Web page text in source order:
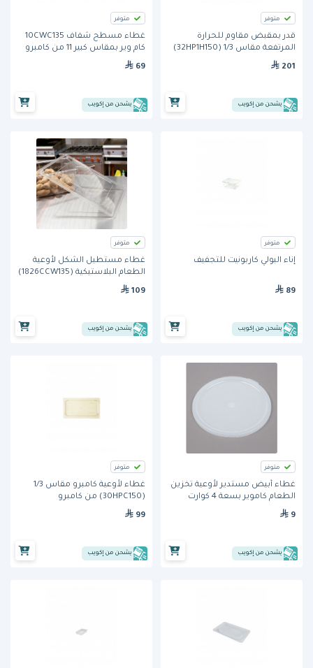
متوفر
قدر بمقبض مقاوم للحرارة
المرتفعة مقاس 1/3 (32HP1H150)
من كامبرو
201
يشحن من إكويب
متوفر
غطاء مسطح شفاف 10CWC135
كام وير بمقاس كبير 11 من كامبرو
69
يشحن من إكويب
متوفر
إناء البولي كاربونيت للتجفيف
89
يشحن من إكويب
متوفر
غطاء مستطيل الشكل لأوعية
الطعام البلاستيكية (1826CCW135)
من كامبرو
109
يشحن من إكويب
متوفر
غطاء أبيض مستدير لأوعية تخزين
الطعام كاموير بسعة 4 كوارت
9
يشحن من إكويب
متوفر
غطاء لأوعية كامبرو مقاس 1/3
(30HPC150) من كامبرو
99
يشحن من إكويب